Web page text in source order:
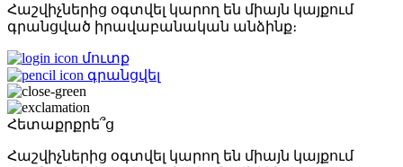
Հաշվիչներից օգտվել կարող են միայն կայքում
գրանցված իրավաբանական անձինք։
մուտք
գրանցվել
Հետաքրքրե՞ց
Հաշվիչներից օգտվել կարող են միայն կայքում